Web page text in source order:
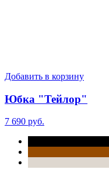
Добавить в корзину
Юбка "Тейлор"
7 690 руб.